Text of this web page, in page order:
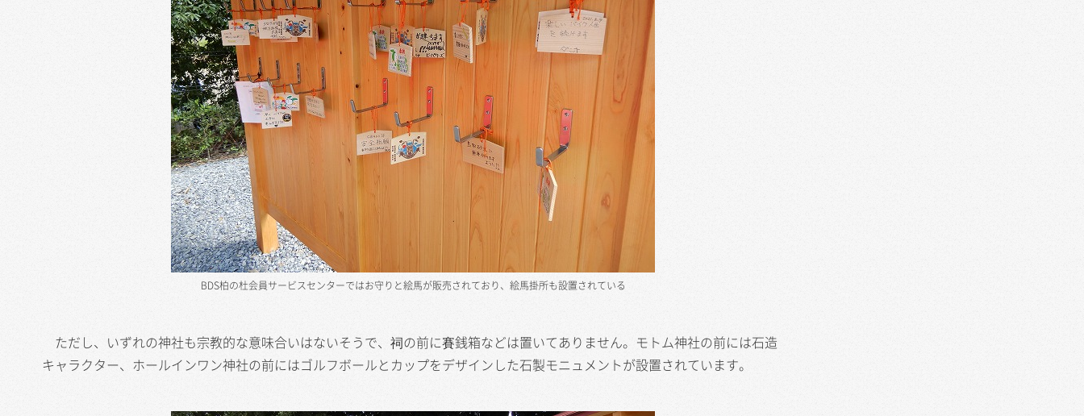
BDS柏の杜会員サービスセンターではお守りと絵馬が販売されており、絵馬掛所も設置されている
ただし、いずれの神社も宗教的な意味合いはないそうで、祠の前に賽銭箱などは置いてありません。モトム神社の前には石造
キャラクター、ホールインワン神社の前にはゴルフボールとカップをデザインした石製モニュメントが設置されています。